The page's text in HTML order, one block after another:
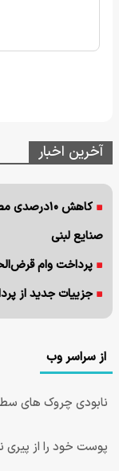
آخرین اخبار
کاهش
صنایع لبنی
پرداخت وام
جزییات جدید از
از سراسر وب
نابودی چروک های سطحی
پوست خود را از